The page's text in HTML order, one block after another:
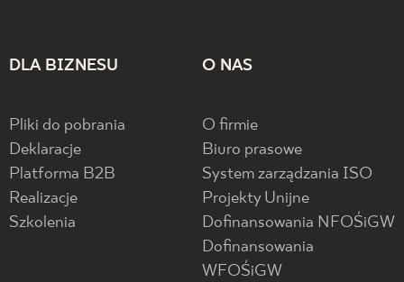
DLA BIZNESU
Pliki do pobrania
Deklaracje
Platforma B2B
Realizacje
Szkolenia
O NAS
O firmie
Biuro prasowe
System zarządzania ISO
Projekty Unijne
Dofinansowania NFOŚiGW
Dofinansowania
WFOŚiGW